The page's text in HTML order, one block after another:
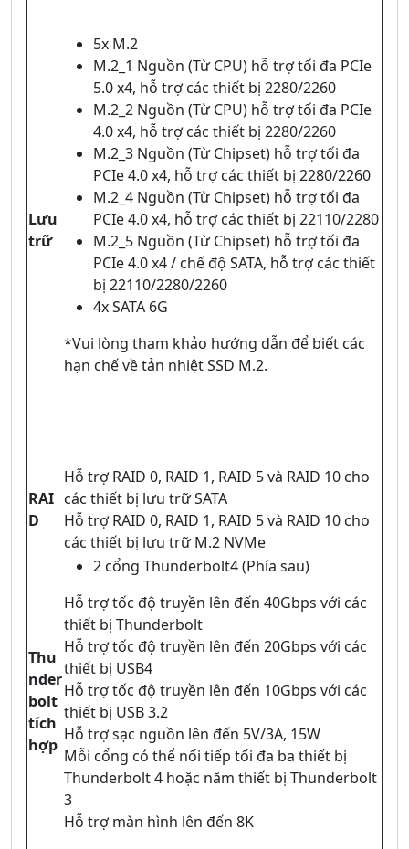
Lưu
trữ
5x M.2
M.2_1 Nguồn (Từ CPU) hỗ trợ tối đa PCIe
5.0 x4, hỗ trợ các thiết bị 2280/2260
M.2_2 Nguồn (Từ CPU) hỗ trợ tối đa PCIe
4.0 x4, hỗ trợ các thiết bị 2280/2260
M.2_3 Nguồn (Từ Chipset) hỗ trợ tối đa
PCIe 4.0 x4, hỗ trợ các thiết bị 2280/2260
M.2_4 Nguồn (Từ Chipset) hỗ trợ tối đa
PCIe 4.0 x4, hỗ trợ các thiết bị 22110/2280
M.2_5 Nguồn (Từ Chipset) hỗ trợ tối đa
PCIe 4.0 x4 / chế độ SATA, hỗ trợ các thiết
bị 22110/2280/2260
4x SATA 6G
*Vui lòng tham khảo hướng dẫn để biết các
hạn chế về tản nhiệt SSD M.2.
RAI
D
Hỗ trợ RAID 0, RAID 1, RAID 5 và RAID 10 cho
các thiết bị lưu trữ SATA
Hỗ trợ RAID 0, RAID 1, RAID 5 và RAID 10 cho
các thiết bị lưu trữ M.2 NVMe
Thu
nder
bolt
tích
hợp
2 cổng Thunderbolt4 (Phía sau)
Hỗ trợ tốc độ truyền lên đến 40Gbps với các
thiết bị Thunderbolt
Hỗ trợ tốc độ truyền lên đến 20Gbps với các
thiết bị USB4
Hỗ trợ tốc độ truyền lên đến 10Gbps với các
thiết bị USB 3.2
Hỗ trợ sạc nguồn lên đến 5V/3A, 15W
Mỗi cổng có thể nối tiếp tối đa ba thiết bị
Thunderbolt 4 hoặc năm thiết bị Thunderbolt
3
Hỗ trợ màn hình lên đến 8K